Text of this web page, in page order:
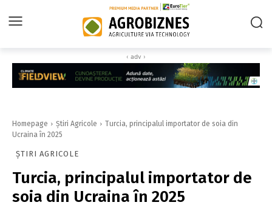
‹ adv ›
Homepage Știri Agricole
Turcia, principalul importator de soia din
Ucraina în 2025
ȘTIRI AGRICOLE
Turcia, principalul importator de
soia din Ucraina în 2025